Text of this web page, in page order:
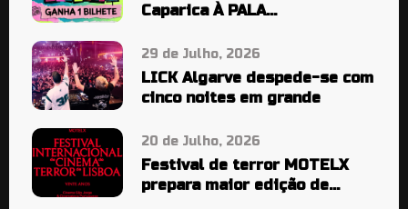
Caparica À PALA…
29 de Julho, 2026
LICK Algarve despede-se com
cinco noites em grande
20 de Julho, 2026
Festival de terror MOTELX
prepara maior edição de